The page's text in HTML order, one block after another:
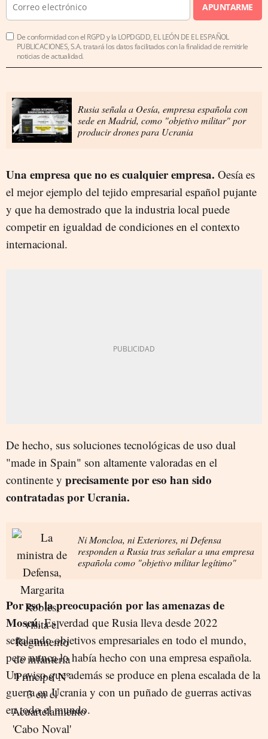
APUNTARME
De conformidad con el RGPD y la LOPDGDD, EL LEÓN DE EL ESPAÑOL
PUBLICACIONES, S.A. tratará los datos facilitados con la finalidad de remitirle
noticias de actualidad.
Rusia señala a Oesía, empresa española con
sede en Madrid, como "objetivo militar" por
producir drones para Ucrania
Una empresa que no es cualquier empresa. Oesía es
el mejor ejemplo del tejido empresarial español pujante
y que ha demostrado que la industria local puede
competir en igualdad de condiciones en el contexto
internacional.
De hecho, sus soluciones tecnológicas de uso dual
"made in Spain" son altamente valoradas en el
continente y precisamente por eso han sido
contratadas por Ucrania.
Ni Moncloa, ni Exteriores, ni Defensa
responden a Rusia tras señalar a una empresa
española como "objetivo militar legítimo"
Por eso la preocupación por las amenazas de
Moscú. Es verdad que Rusia lleva desde 2022
señalando objetivos empresariales en todo el mundo,
pero nunca lo había hecho con una empresa española.
Un aviso que además se produce en plena escalada de la
guerra en Ucrania y con un puñado de guerras activas
en todo el mundo.